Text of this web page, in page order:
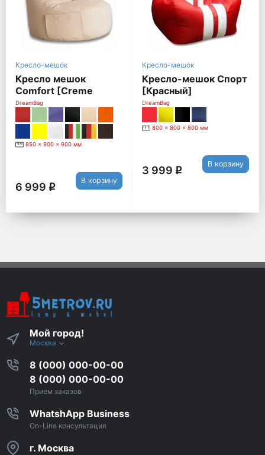
Кресло-мешок
Кресло мешок
Comfort [Creme
(экокожа)]
DreamBag
850 x 900 x 900 мм
6 999 q
В корзину
Кресло-мешок
Кресло-мешок Спорт
[Красный]
DreamBag
800 x 800 x 800 мм
3 999 q
В корзину
Мой город!
Москва
8 (000) 000-00-00
8 (000) 000-00-00
Прием заказов
WhatshApp Business
On-Line консультация
г. Москва